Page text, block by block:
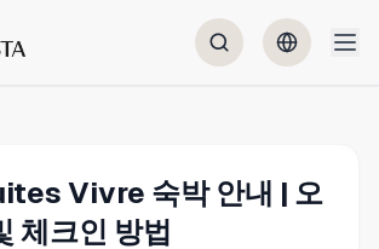
Vivre 숙박 안내 | 오
체크인 방법